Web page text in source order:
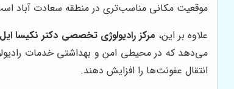
موقعیت مکانی مناسب‌تری در منطقه سعادت آباد
علاوه بر این، مرکز رادیولوژی تخصصی دکتر نکیسا ایل
می‌دهد که در محیطی امن و بهداشتی خدمات
انتقال عفونت‌ها را افزایش دهند.